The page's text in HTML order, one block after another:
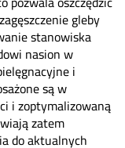
gleby
stanowiska
nasion w
i
są w
i zoptymalizowaną
zatem
do aktualnych